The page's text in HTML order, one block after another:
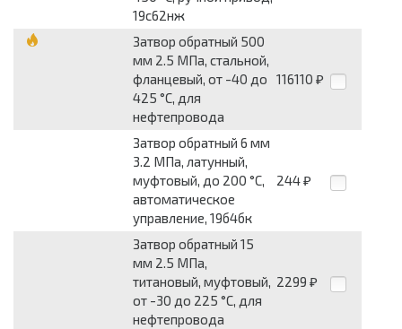
19с62нж
Затвор обратный 500
мм 2.5 МПа, стальной,
фланцевый, от -40 до
425 °С, для
нефтепровода
116110 ₽
Затвор обратный 6 мм
3.2 МПа, латунный,
муфтовый, до 200 °С,
автоматическое
управление, 19б4бк
244 ₽
Затвор обратный 15
мм 2.5 МПа,
титановый, муфтовый,
от -30 до 225 °С, для
нефтепровода
2299 ₽